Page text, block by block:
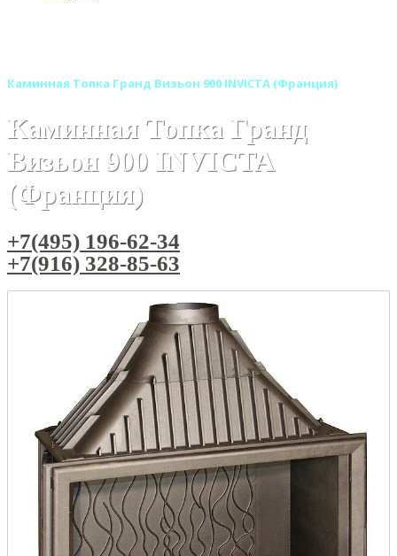
Каминная Топка Гранд Визьон 900 INVICTA (Франция)
Каминная Топка Гранд
Визьон 900 INVICTA
(Франция)
+7(495) 196-62-34
+7(916) 328-85-63